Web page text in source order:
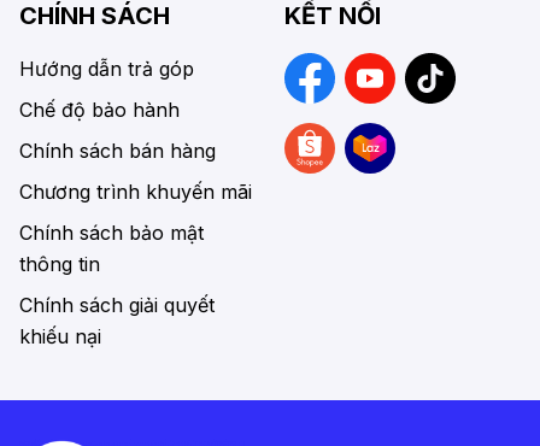
CHÍNH SÁCH
Hướng dẫn trả góp
Chế độ bảo hành
Chính sách bán hàng
Chương trình khuyến mãi
Chính sách bảo mật
thông tin
Chính sách giải quyết
khiếu nại
KẾT NỐI